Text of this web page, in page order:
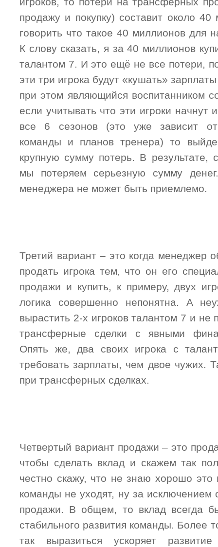
продажу и покупку) составит около
говорить что такое 40 миллионов для
К слову сказать, я за 40 миллионов
талантом 7. И это ещё не все потери,
эти три игрока будут «кушать»
при этом являющийся воспитанником
если учитывать что эти игроки начнут
все 6 сезонов (это уже зависит от
команды и планов тренера) то
крупную сумму потерь. В результате,
мы потеряем серьезную сумму
менеджера не может быть приемлемо.
Третий вариант – это когда менеджер
продать игрока тем, что он его
продажи и купить, к примеру, двух
логика совершенно непонятна. А
вырастить 2-х игроков талантом 7 и не
трансферные сделки с явными
Опять же, два своих игрока с
требовать зарплаты, чем двое чужих.
при трансферных сделках.
Четвертый вариант продажи – это
чтобы сделать вклад и скажем так
честно скажу, что не знаю хорошо это
команды не уходят, ну за исключением
продажи. В общем, то вклад всегда
стабильного развития команды. Более
так выразиться ускоряет